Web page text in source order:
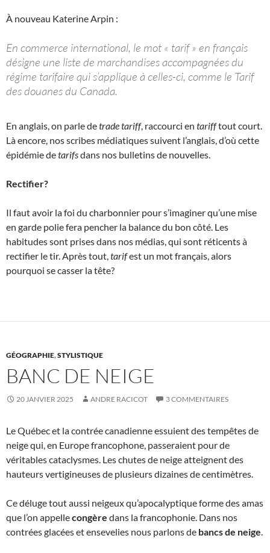
À nouveau Katerine Arpin :
En commerce international, le mot « tarif » en français
désigne une liste de marchandises accompagnées du
régime tarifaire qui s’applique à celles-ci, comme le Tarif
des douanes du Canada.
En anglais, on parle detrade tariff, raccourci en tarifftout court.
Là encore, nos scribes médiatiques suivent l’anglais, d’où cette
épidémie detarifsdans nos bulletins de nouvelles.
Rectifier?
Il faut avoir la foi du charbonnier pour s’imaginer qu’une mise
en garde polie fera pencher la balance du bon côté. Les
habitudes sont prises dans nos médias, qui sont réticents à
rectifier le tir. Après tout, tarifest un mot français, alors
pourquoi se casser la tête?
GÉOGRAPHIE,STYLISTIQUE
BANC DE NEIGE
20 JANVIER 2025 ANDRE RACICOT 3 COMMENTAIRES
Le Québec et la contrée canadienne essuient des tempêtes de
neige qui, en Europe francophone, passeraient pour de
véritables cataclysmes. Les chutes de neige atteignent des
hauteurs vertigineuses de plusieurs dizaines de centimètres.
Ce déluge tout aussi neigeux qu’apocalyptique forme des amas
que l’on appellecongère dans la francophonie. Dans nos
contrées glacées et ensevelies nous parlons de bancs de neige